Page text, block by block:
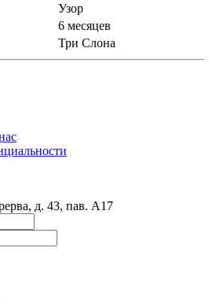
Узор
6 месяцев
Три Слона
д. 43, пав. А17